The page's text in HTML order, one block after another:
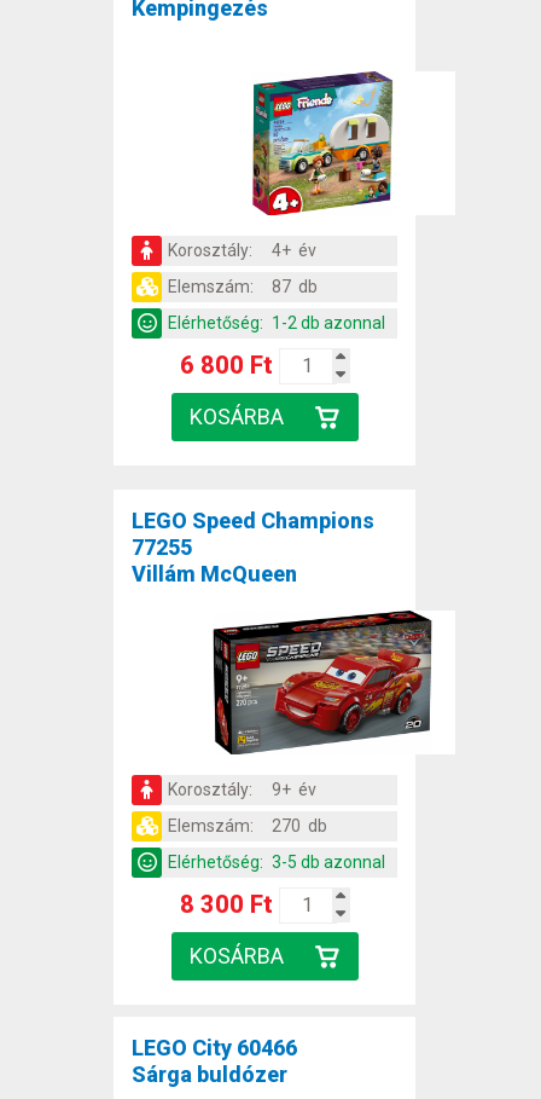
Kempingezés
Korosztály:
4+ év
Elemszám:
87 db
Elérhetőség: 1-2 db azonnal
6 800 Ft
LEGO Speed Champions
77255
Villám McQueen
Korosztály:
9+ év
Elemszám:
270 db
Elérhetőség: 3-5 db azonnal
8 300 Ft
LEGO City 60466
Sárga buldózer